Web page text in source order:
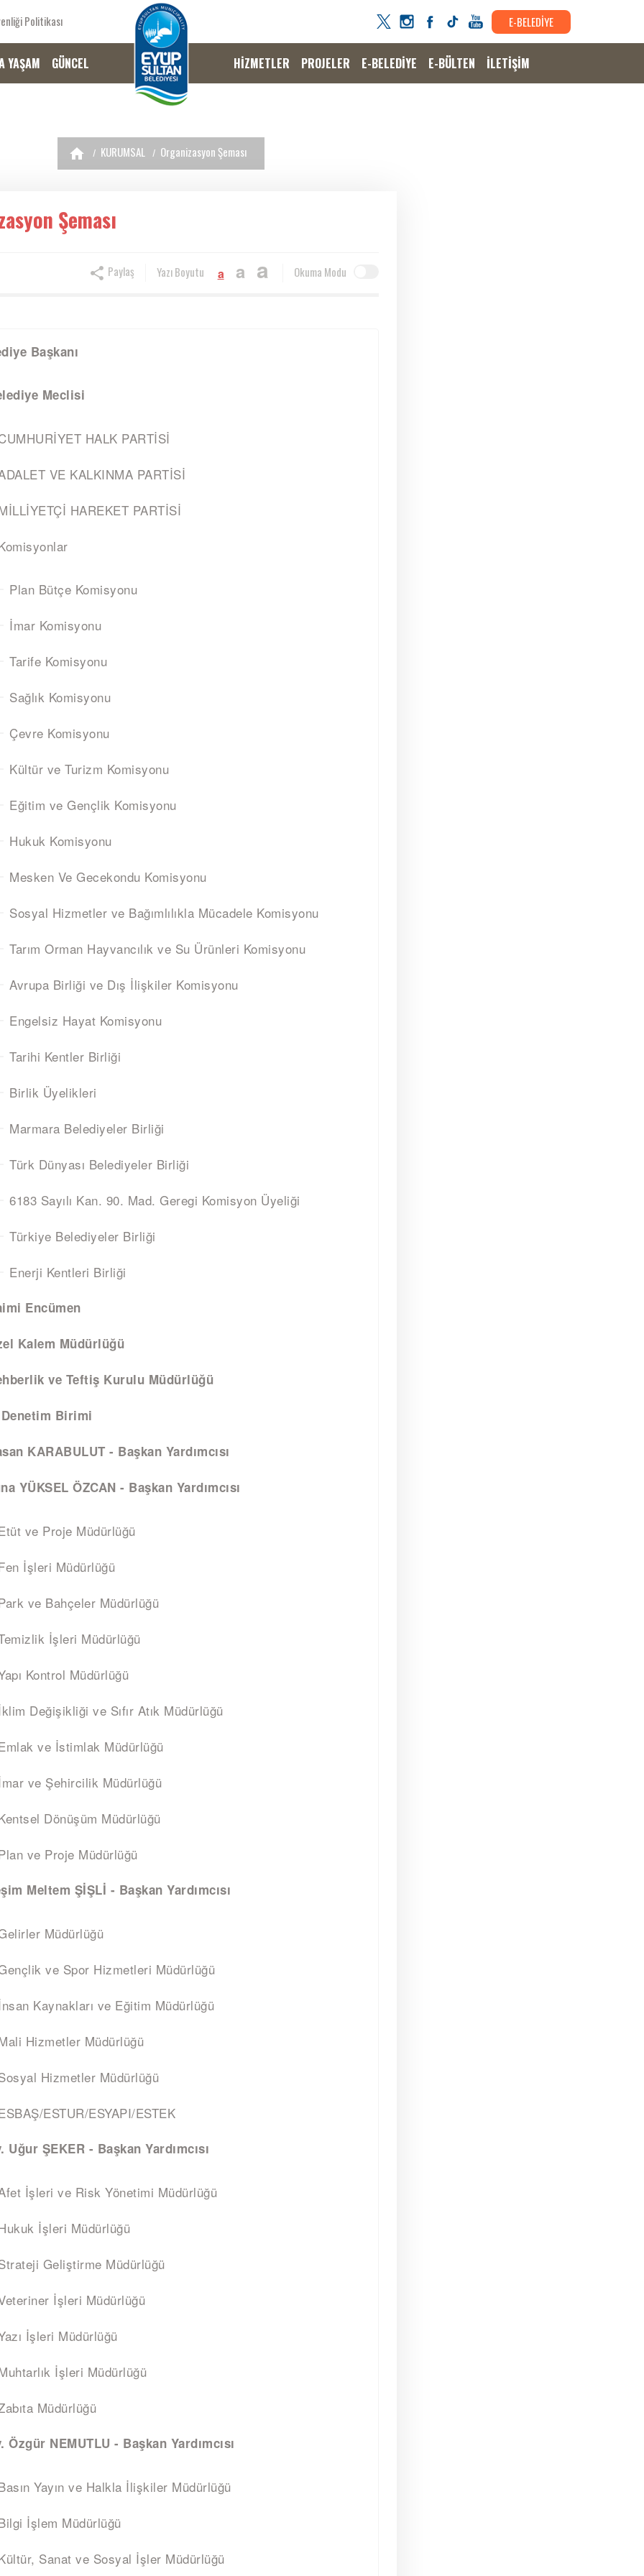
Politikası E-BELEDİYE
YAŞAM GÜNCEL HİZMETLER PROJELER E-BELEDİYE E-BÜLTEN İLETİŞİM
KURUMSAL Organizasyon Şeması
Şeması
Okuma Modu
Yazı Boyutu a a a
Paylaş
Başkanı
Meclisi
HALK PARTİSİ
VE KALKINMA PARTİSİ
HAREKET PARTİSİ
Plan Bütçe Komisyonu
İmar Komisyonu
Tarife Komisyonu
Sağlık Komisyonu
Çevre Komisyonu
Kültür ve Turizm Komisyonu
Eğitim ve Gençlik Komisyonu
Hukuk Komisyonu
Mesken Ve Gecekondu Komisyonu
Sosyal Hizmetler ve Bağımlılıkla Mücadele Komisyonu
Tarım Orman Hayvancılık ve Su Ürünleri Komisyonu
Avrupa Birliği ve Dış İlişkiler Komisyonu
Engelsiz Hayat Komisyonu
Tarihi Kentler Birliği
Birlik Üyelikleri
Marmara Belediyeler Birliği
Türk Dünyası Belediyeler Birliği
6183 Sayılı Kan. 90. Mad. Geregi Komisyon Üyeliği
Türkiye Belediyeler Birliği
Enerji Kentleri Birliği
Encümen
Kalem Müdürlüğü
ve Teftiş Kurulu Müdürlüğü
Birimi
KARABULUT - Başkan Yardımcısı
YÜKSEL ÖZCAN - Başkan Yardımcısı
ve Proje Müdürlüğü
İşleri Müdürlüğü
ve Bahçeler Müdürlüğü
İşleri Müdürlüğü
Kontrol Müdürlüğü
Değişikliği ve Sıfır Atık Müdürlüğü
ve İstimlak Müdürlüğü
ve Şehircilik Müdürlüğü
Dönüşüm Müdürlüğü
ve Proje Müdürlüğü
Meltem ŞİŞLİ - Başkan Yardımcısı
Müdürlüğü
ve Spor Hizmetleri Müdürlüğü
Kaynakları ve Eğitim Müdürlüğü
Hizmetler Müdürlüğü
Hizmetler Müdürlüğü
ESTUR/ESYAPI/ESTEK
Uğur ŞEKER - Başkan Yardımcısı
İşleri ve Risk Yönetimi Müdürlüğü
İşleri Müdürlüğü
Geliştirme Müdürlüğü
İşleri Müdürlüğü
İşleri Müdürlüğü
İşleri Müdürlüğü
Müdürlüğü
Özgür NEMUTLU - Başkan Yardımcısı
Yayın ve Halkla İlişkiler Müdürlüğü
İşlem Müdürlüğü
Sanat ve Sosyal İşler Müdürlüğü